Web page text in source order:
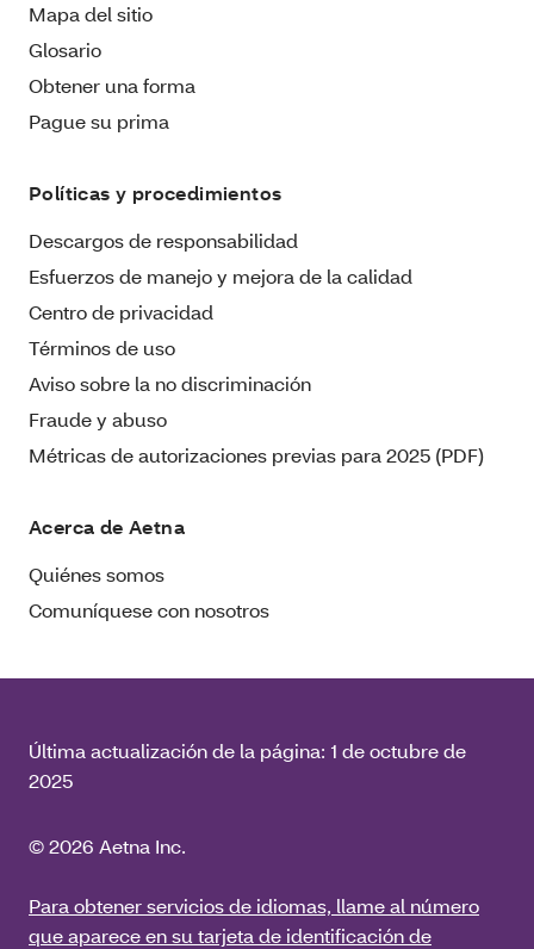
Mapa del sitio
Glosario
Obtener una forma
Pague su prima
Políticas y procedimientos
Descargos de responsabilidad
Esfuerzos de manejo y mejora de la calidad
Centro de privacidad
Términos de uso
Aviso sobre la no discriminación
Fraude y abuso
Métricas de autorizaciones previas para 2025 (PDF)
Acerca de Aetna
Quiénes somos
Comuníquese con nosotros
Última actualización de la página: 1 de octubre de
2025
© 2026 Aetna Inc.
Para obtener servicios de idiomas, llame al número
que aparece en su tarjeta de identificación de